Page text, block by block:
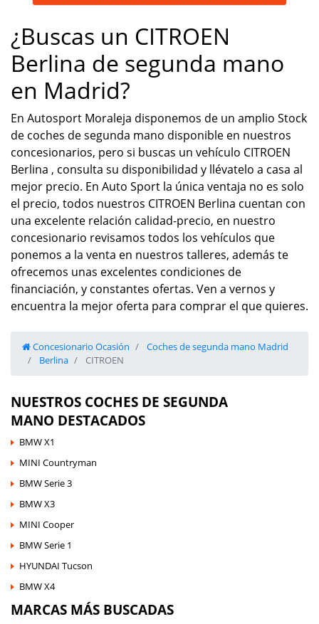
¿Buscas un CITROEN
Berlina de segunda mano
en Madrid?
En Autosport Moraleja disponemos de un amplio Stock
de coches de segunda mano disponible en nuestros
concesionarios, pero si buscas un vehículo CITROEN
Berlina , consulta su disponibilidad y llévatelo a casa al
mejor precio. En Auto Sport la única ventaja no es solo
el precio, todos nuestros CITROEN Berlina cuentan con
una excelente relación calidad-precio, en nuestro
concesionario revisamos todos los vehículos que
ponemos a la venta en nuestros talleres, además te
ofrecemos unas excelentes condiciones de
financiación, y constantes ofertas. Ven a vernos y
encuentra la mejor oferta para comprar el que quieres.
Concesionario Ocasión
Coches de segunda mano Madrid
Berlina
CITROEN
NUESTROS COCHES DE SEGUNDA
MANO DESTACADOS
BMW X1
MINI Countryman
BMW Serie 3
BMW X3
MINI Cooper
BMW Serie 1
HYUNDAI Tucson
BMW X4
MARCAS MÁS BUSCADAS